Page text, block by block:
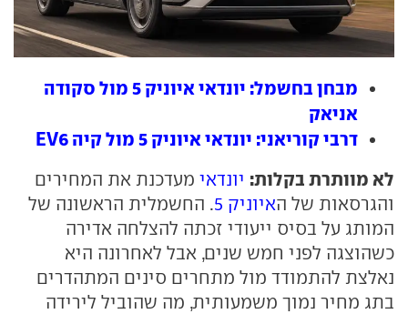
מבחן בחשמל: יונדאי איוניק 5 מול סקודה
אניאק
דרבי קוריאני: יונדאי איוניק 5 מול קיה EV6
לא מוותרת בקלות: יונדאי מעדכנת את המחירים
והגרסאות של האיוניק 5
. החשמלית הראשונה של
המותג על בסיס ייעודי זכתה להצלחה אדירה
כשהוצגה לפני חמש שנים, אבל לאחרונה היא
נאלצת להתמודד מול מתחרים סינים המתהדרים
בתג מחיר נמוך משמעותית, מה שהוביל לירידה